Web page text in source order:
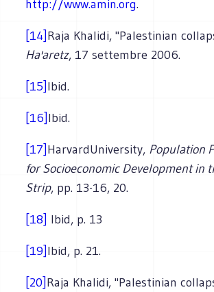
http://www.amin.org.
[14]Raja Khalidi, "Palestinian
Ha'aretz, 17 settembre 2006.
[15]Ibid.
[16]Ibid.
[17]HarvardUniversity, Population
for Socioeconomic Development in
Strip, pp. 13-16, 20.
[18] Ibid, p. 13
[19]Ibid, p. 21.
[20]Raja Khalidi, "Palestinian